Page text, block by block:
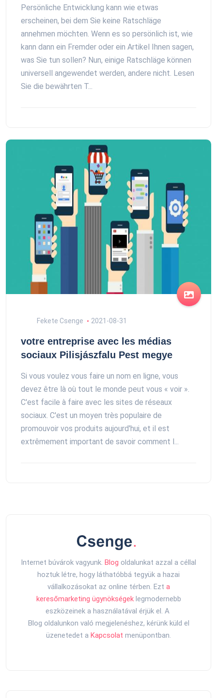
Persönliche Entwicklung kann wie etwas
erscheinen, bei dem Sie keine Ratschläge
annehmen möchten. Wenn es so persönlich ist, wie
kann dann ein Fremder oder ein Artikel Ihnen sagen,
was Sie tun sollen? Nun, einige Ratschläge können
universell angewendet werden, andere nicht. Lesen
Sie die bewährten T...
Fekete Csenge 2021-08-31
votre entreprise avec les médias
sociaux Pilisjászfalu Pest megye
Si vous voulez vous faire un nom en ligne, vous
devez être là où tout le monde peut vous « voir ».
C'est facile à faire avec les sites de réseaux
sociaux. C'est un moyen très populaire de
promouvoir vos produits aujourd'hui, et il est
extrêmement important de savoir comment l...
Internet búvárok vagyunk. Blog oldalunkat azzal a céllal
hoztuk létre, hogy láthatóbbá tegyük a hazai
vállalkozásokat az online térben. Ezt a
keresőmarketing ügynökségeklegmodernebb
eszközeinek a használatával érjük el. A
Blog oldalunkon való megjelenéshez, kérünk küld el
üzenetedet a Kapcsolat menüpontban.